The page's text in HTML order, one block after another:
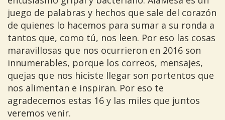
juego de palabras y hechos que sale del corazón
de quienes lo hacemos para sumar a su ronda a
tantos que, como tú, nos leen. Por eso las cosas
maravillosas que nos ocurrieron en 2016 son
innumerables, porque los correos, mensajes,
quejas que nos hiciste llegar son portentos que
nos alimentan e inspiran. Por eso te
agradecemos estas 16 y las miles que juntos
veremos venir.